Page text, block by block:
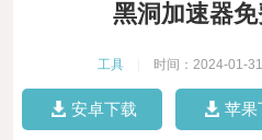
黑洞加速器
工具 时间：2024-01-31
安卓下载 苹果